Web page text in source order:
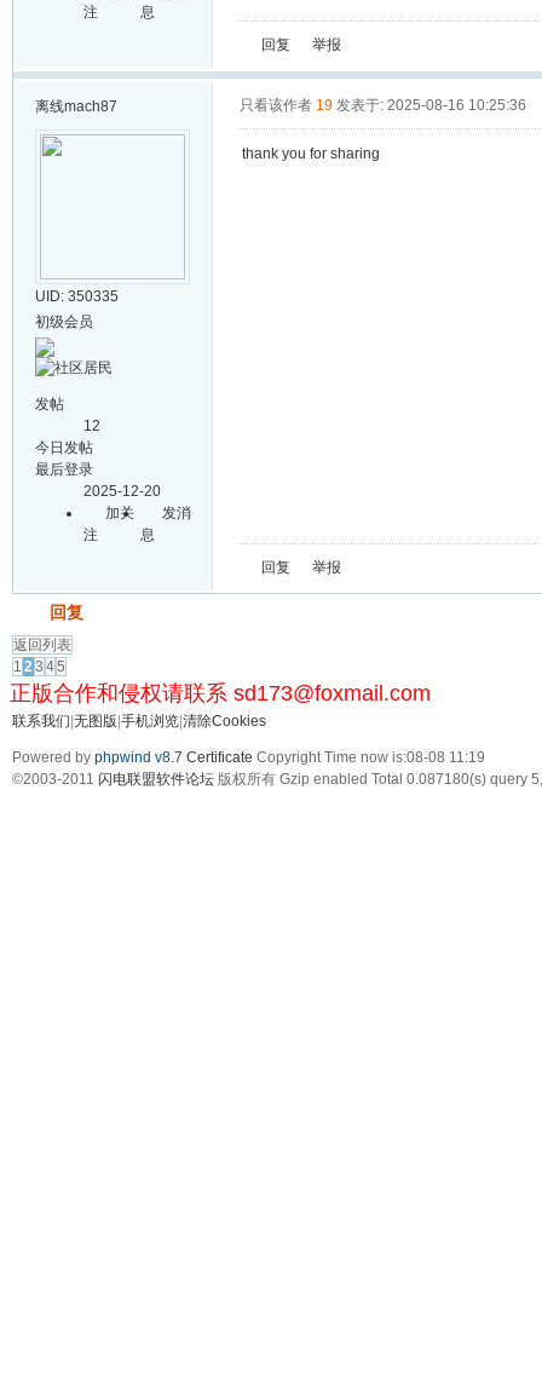
注
息
回复 举报
离线mach87
UID: 350335
初级会员
发帖
12
今日发帖
最后登录
2025-12-20
加关
注
发消
息
只看该作者 19 发表于: 2025-08-16 10:25:36
thank you for sharing
回复 举报
回复
返回列表
1 23 45
正版合作和侵权请联系 sd173@foxmail.com
联系我们 无图版 手机浏览 清除Cookies
Powered by phpwind v8.7 Certificate Copyright Time now is:08-08 11:19
©2003-2011 闪电联盟软件论坛 版权所有 Gzip enabled Total 0.087180(s) query 5,